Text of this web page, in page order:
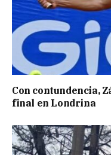
Con contundencia,
final en Londrina